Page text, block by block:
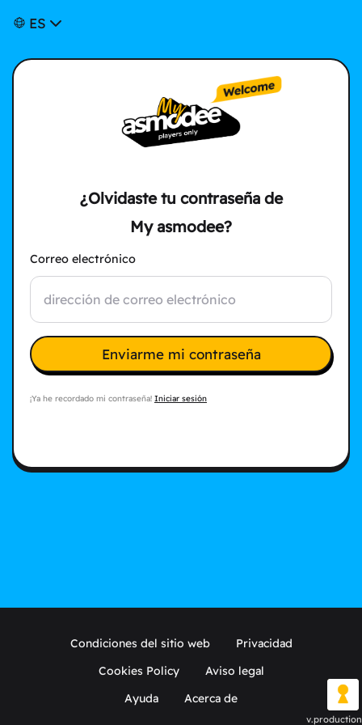
ES
¿Olvidaste tu contraseña de
My asmodee?
Correo electrónico
Enviarme mi contraseña
¡Ya he recordado mi contraseña! Iniciar sesión
Condiciones del sitio web
Privacidad
Cookies Policy
Aviso legal
Ayuda
Acerca de
v.production